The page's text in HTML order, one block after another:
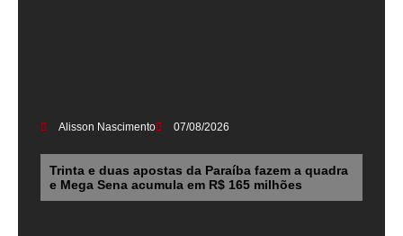
Alisson Nascimento 07/08/2026
Trinta e duas apostas da Paraíba fazem a quadra
e Mega Sena acumula em R$ 165 milhões